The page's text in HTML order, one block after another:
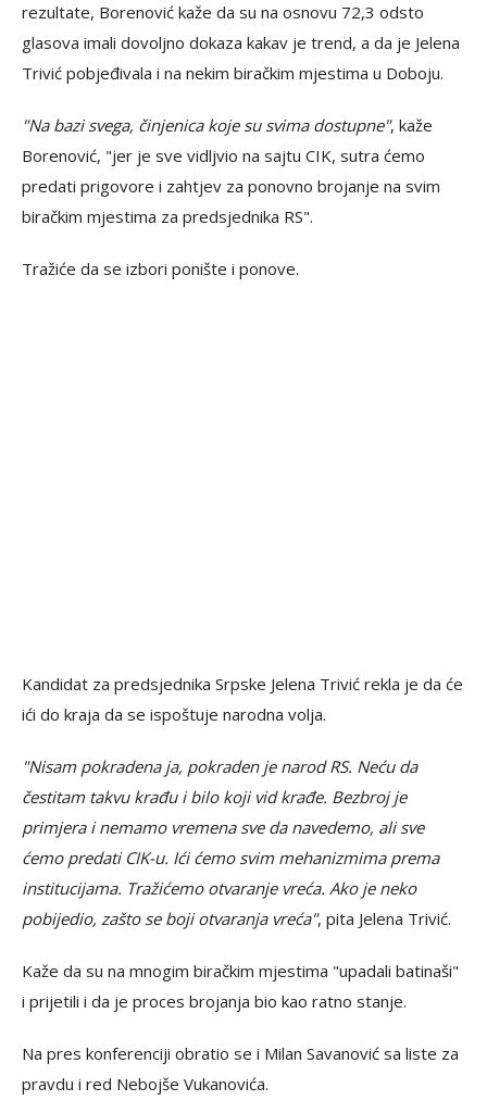
rezultate, Borenović kaže da su na osnovu 72,3 odsto
glasova imali dovoljno dokaza kakav je trend, a da je Jelena
Trivić pobjeđivala i na nekim biračkim mjestima u Doboju.
"Na bazi svega, činjenica koje su svima dostupne", kaže
Borenović, "jer je sve vidljvio na sajtu CIK, sutra ćemo
predati prigovore i zahtjev za ponovno brojanje na svim
biračkim mjestima za predsjednika RS".
Tražiće da se izbori ponište i ponove.
Kandidat za predsjednika Srpske Jelena Trivić rekla je da će
ići do kraja da se ispoštuje narodna volja.
"Nisam pokradena ja, pokraden je narod RS. Neću da
čestitam takvu krađu i bilo koji vid krađe. Bezbroj je
primjera i nemamo vremena sve da navedemo, ali sve
ćemo predati CIK-u. Ići ćemo svim mehanizmima prema
institucijama. Tražićemo otvaranje vreća. Ako je neko
pobijedio, zašto se boji otvaranja vreća", pita Jelena Trivić.
Kaže da su na mnogim biračkim mjestima "upadali batinaši"
i prijetili i da je proces brojanja bio kao ratno stanje.
Na pres konferenciji obratio se i Milan Savanović sa liste za
pravdu i red Nebojše Vukanovića.